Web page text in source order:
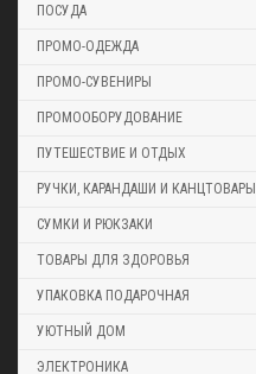
ПОСУДА
ПРОМО-ОДЕЖДА
ПРОМО-СУВЕНИРЫ
ПРОМООБОРУДОВАНИЕ
ПУТЕШЕСТВИЕ И ОТДЫХ
РУЧКИ, КАРАНДАШИ И КАНЦТОВАРЫ
СУМКИ И РЮКЗАКИ
ТОВАРЫ ДЛЯ ЗДОРОВЬЯ
УПАКОВКА ПОДАРОЧНАЯ
УЮТНЫЙ ДОМ
ЭЛЕКТРОНИКА